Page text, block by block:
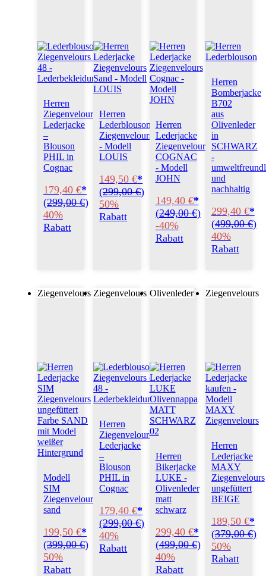
Herren
Ziegenvelours
Lederjacke
–
Blouson
PHIL in
Cognac
179,40 €*
(299,00 €)
40%
Rabatt
Herren
Lederblouson
Ziegenvelours
- Modell
LOUIS
149,50 €*
(299,00 €)
50%
Rabatt
Herren
Lederjacke
Ziegenvelours
COGNAC
- Modell
JOHN
149,40 €*
(249,00 €)
-40%
Rabatt
Herren
Bomberjacke
B702
aus
Olivenleder
in
SCHWARZ
-
und
nachhaltig
299,40 €*
(499,00 €)
40%
Rabatt
Ziegenvelours
Modell
SIM
Ziegenvelours
sand
199,50 €*
(399,00 €)
50%
Rabatt
Ziegenvelours
Herren
Ziegenvelours
Lederjacke
–
Blouson
PHIL in
Cognac
179,40 €*
(299,00 €)
40%
Rabatt
Olivenleder
Herren
Bikerjacke
LUKE -
Olivenleder
matt
schwarz
299,40 €*
(499,00 €)
40%
Rabatt
Ziegenvelours
Herren
Lederjacke
MAXY
Ziegenvelours
ungefüttert
BEIGE
189,50 €*
(379,00 €)
50%
Rabatt